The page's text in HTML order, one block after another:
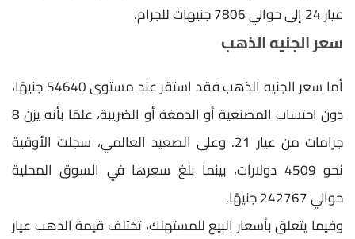
عيار 24 إلى حوالي 7806 جنيهات للجرام.
سعر الجنيه الذهب
أما سعر الجنيه الذهب فقد استقر عند مستوى 54640 جنيهًا،
دون احتساب المصنعية أو الدمغة أو الضريبة، علمًا بأنه يزن 8
جرامات من عيار 21. وعلى الصعيد العالمي، سجلت الأوقية
نحو 4509 دولارات، بينما بلغ سعرها في السوق المحلية
حوالي 242767 جنيهًا.
وفيما يتعلق بأسعار البيع للمستهلك، تختلف قيمة الذهب عيار